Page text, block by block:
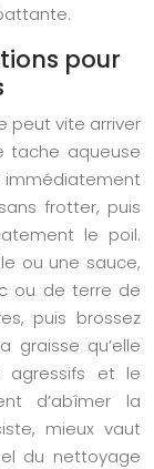
pour
peut vite arriver
tache aqueuse
immédiatement
frotter, puis
le poil.
ou une sauce,
ou de terre de
puis brossez
graisse qu’elle
agressifs et le
d’abîmer la
mieux vaut
du nettoyage